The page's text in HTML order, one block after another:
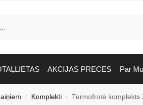
AKCIJAS PRECES Par
/ Komplekti / Termofrotē komplekts